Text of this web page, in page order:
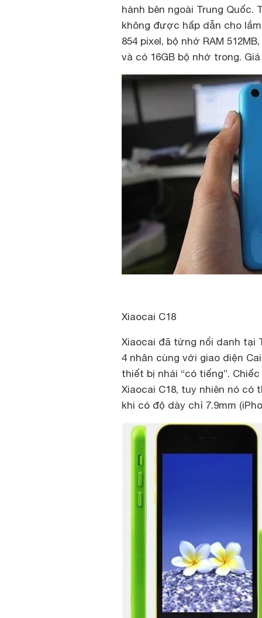
hành bên ngoài Trung
không được hấp dẫn cho
854 pixel, bộ nhớ RAM
và có 16GB bộ nhớ trong.
Xiaocai C18
Xiaocai đã từng nổi danh tại
4 nhân cùng với giao diện
thiết bị nhái “có tiếng”.
Xiaocai C18, tuy nhiên nó
khi có độ dày chỉ 7.9mm